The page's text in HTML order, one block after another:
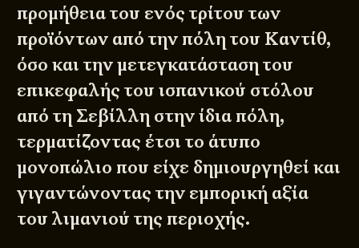
προμήθεια του ενός τρίτου των
προϊόντων από την πόλη του Καντίθ,
όσο και την μετεγκατάσταση του
επικεφαλής του ισπανικού στόλου
από τη Σεβίλλη στην ίδια πόλη,
τερματίζοντας έτσι το άτυπο
μονοπώλιο που είχε δημιουργηθεί και
γιγαντώνοντας την εμπορική αξία
του λιμανιού της περιοχής.